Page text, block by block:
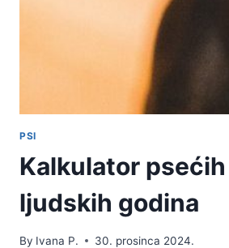
PSI
Kalkulator
ljudskih godina
By Ivana P. 30. prosinca 2024.